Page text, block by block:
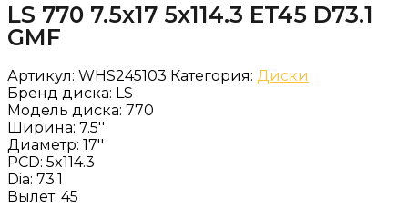
LS 770 7.5x17 5x114.3 ET45 D73.1
GMF
Артикул: WHS245103 Категория: Диски
Бренд диска: LS
Модель диска: 770
Ширина: 7.5''
Диаметр: 17''
PCD: 5x114.3
Dia: 73.1
Вылет: 45